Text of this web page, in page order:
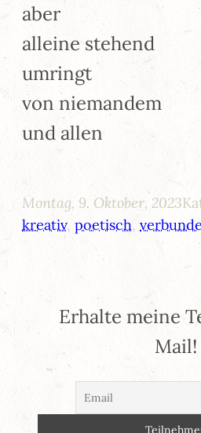
aber
alleine stehend
umringt
von niemandem
und allen
Montag, 9. Oktober, 2023
kreativ, poetisch,
Erhalte meine
Mail!